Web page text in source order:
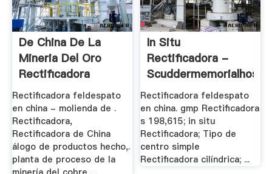
De China De La
Mineria Del Oro
Rectificadora
Rectificadora feldespato
en china - molienda de .
Rectificadora,
Rectificadora de China
álogo de productos hecho,.
planta de proceso de la
In Situ
Rectificadora -
Rectificadora feldespato
en china. gmp Rectificadora
s 198,615; in situ
Rectificadora; Tipo de
centro simple
Rectificadora cilíndrica; ...